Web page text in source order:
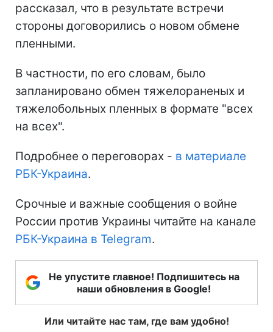
рассказал, что в результате встречи
стороны договорились о новом обмене
пленными.
В частности, по его словам, было
запланировано обмен тяжелораненых и
тяжелобольных пленных в формате "всех
на всех".
Подробнее о переговорах - в материале
РБК-Украина.
Срочные и важные сообщения о войне
России против Украины читайте на канале
РБК-Украина в Telegram.
Не упустите главное! Подпишитесь на
наши обновления в Google!
Или читайте нас там, где вам удобно!